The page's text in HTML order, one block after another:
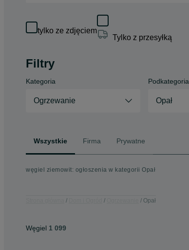
tylko ze zdjęciem
Tylko z przesyłką
Filtry
Kategoria
Ogrzewanie
Podkategoria
Opał
Wszystkie Firma Prywatne
węgiel ziemowit: ogłoszenia w kategorii Opał
Opał
Węgiel 1 099